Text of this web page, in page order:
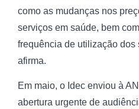
como as mudanças nos
serviços em saúde, bem
frequência de utilização dos
afirma.
Em maio, o Idec enviou à
abertura urgente de